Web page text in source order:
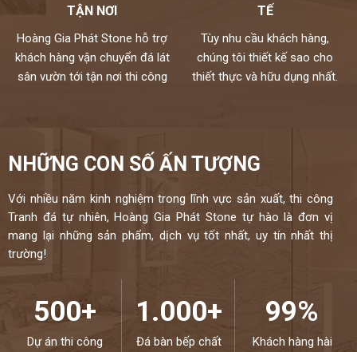
TẬN NƠI
Hoàng Gia Phát Stone hỗ trợ
khách hàng vận chuyển đá lát
sân vườn tới tận nơi thi công
TẾ
Tùy nhu cầu khách hàng,
chúng tôi thiết kế sao cho
thiết thực và hữu dụng nhất.
NHỮNG CON SỐ ẤN TƯỢNG
Với nhiều năm kinh nghiệm trong lĩnh vực sản xuất, thi công
Tranh đá tự nhiên, Hoàng Gia Phát Stone tự hào là đơn vị
mang lại những sản phẩm, dịch vụ tốt nhất, uy tín nhất thị
trường!
500+
Dự án thi công
1.000+
Đá bàn bếp chất
99%
Khách hàng hài